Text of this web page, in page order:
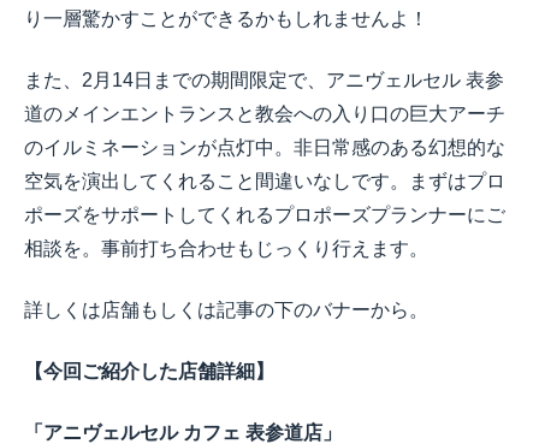
り一層驚かすことができるかもしれませんよ！
また、 2 月 14日までの期間限定で、アニヴェルセル 表参
道のメインエントランスと教会への入り口の巨大アーチ
のイルミネーションが点灯中。非日常感のある幻想的な
空気を演出してくれること間違いなしです。まずはプロ
ポーズをサポートしてくれるプロポーズプランナーにご
相談を。事前打ち合わせもじっくり行えます。
詳しくは店舗もしくは記事の下のバナーから。
【今回ご紹介した店舗詳細】
「アニヴェルセル カフェ 表参道店」